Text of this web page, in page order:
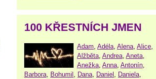
100 KŘESTNÍCH JMEN
Adam Adéla Alena Alice
Alžběta Andrea Aneta
Anežka Anna Antonín
Barbora Bohumil Dana Daniel Daniela